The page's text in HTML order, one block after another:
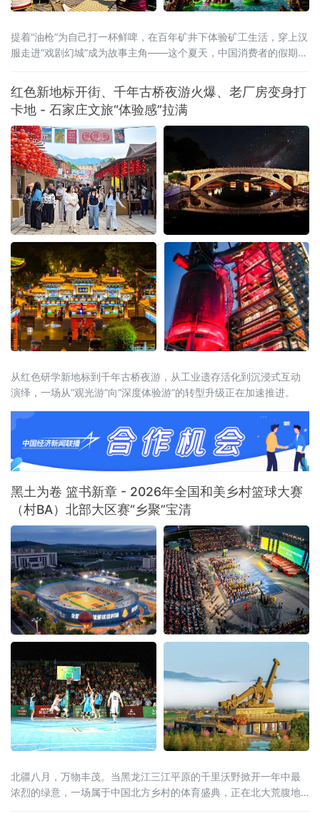
提着“油枪”为自己打一杯鲜啤，在百年矿井下体验矿工生活，穿上汉
服走进“戏剧幻城”成为故事主角——这个夏天，中国消费者的假期打
从“打卡式”到“入戏式”的消费变革席卷全国。文旅部启动的全国暑期
文旅消费季，各地落地超3万场特色活动、发放4.5亿元文旅补贴；
国务院近期批复的《扩大消费“十五五”规划》更明确
红色新地标开街、千年古桥夜游火爆、老厂房变身打
卡地 - 石家庄文旅“体验感”拉满
从红色研学新地标到千年古桥夜游，从工业遗存活化到沉浸式互动
演绎，一场从“观光游”向“深度体验游”的转型升级正在加速推进。
黑土为卷 篮书新章 - 2026年全国和美乡村篮球大赛
（村BA）北部大区赛“乡聚”宝清
北疆八月，万物丰茂。当黑龙江三江平原的千里沃野掀开一年中最
浓烈的绿意，一场属于中国北方乡村的体育盛典，正在北大荒腹地